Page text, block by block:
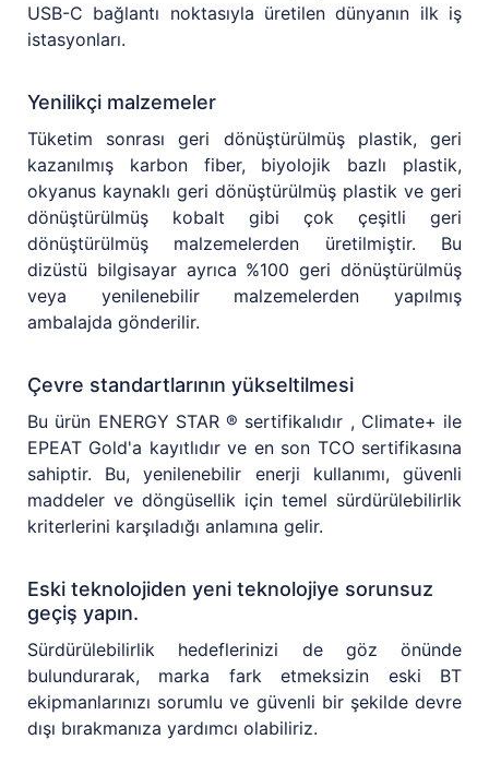
USB-C bağlantı noktasıyla üretilen dünyanın ilk iş
istasyonları.
Yenilikçi malzemeler
Tüketim sonrası geri dönüştürülmüş plastik, geri
kazanılmış karbon fiber, biyolojik bazlı plastik,
okyanus kaynaklı geri dönüştürülmüş plastik ve geri
dönüştürülmüş kobalt gibi çok çeşitli geri
dönüştürülmüş malzemelerden üretilmiştir. Bu
dizüstü bilgisayar ayrıca %100 geri dönüştürülmüş
veya yenilenebilir malzemelerden yapılmış
ambalajda gönderilir.
Çevre standartlarının yükseltilmesi
Bu ürün ENERGY STAR ® sertifikalıdır , Climate+ ile
EPEAT Gold'a kayıtlıdır ve en son TCO sertifikasına
sahiptir. Bu, yenilenebilir enerji kullanımı, güvenli
maddeler ve döngüsellik için temel sürdürülebilirlik
kriterlerini karşıladığı anlamına gelir.
Eski teknolojiden yeni teknolojiye sorunsuz
geçiş yapın.
Sürdürülebilirlik hedeflerinizi de göz önünde
bulundurarak, marka fark etmeksizin eski BT
ekipmanlarınızı sorumlu ve güvenli bir şekilde devre
dışı bırakmanıza yardımcı olabiliriz.